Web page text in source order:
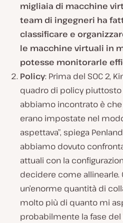
migliaia di macchine
team di ingegneri ha
classificare e
le macchine virtuali in
potesse monitorarle
Policy: Prima del SOC 2,
quadro di policy piuttosto
abbiamo incontrato è
erano impostate nel
aspettava”, spiega
abbiamo dovuto
attuali con la
decidere come allinearle.
un’enorme quantità di
molto più di quanto mi
probabilmente la fase